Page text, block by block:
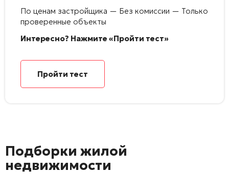
По ценам застройщика — Без комиссии — Только
проверенные объекты
Интересно? Нажмите «Пройти тест»
Пройти тест
Подборки жилой
недвижимости